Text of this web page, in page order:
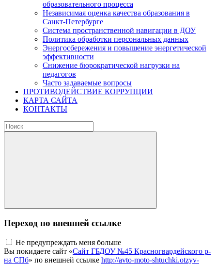
образовательного процесса
Независимая оценка качества образования в
Санкт-Петербурге
Система пространственной навигации в ДОУ
Политика обработки персональных данных
Энергосбережения и повышение энергетической
эффективности
Снижение бюрократической нагрузки на
педагогов
Часто задаваемые вопросы
ПРОТИВОДЕЙСТВИЕ КОРРУПЦИИ
КАРТА САЙТА
КОНТАКТЫ
Переход по внешней ссылке
Не предупреждать меня больше
Вы покидаете сайт «Сайт ГБДОУ №45 Красногвардейского р-
на СПб» по внешней ссылке http://avto-moto-shtuchki.otzyv-